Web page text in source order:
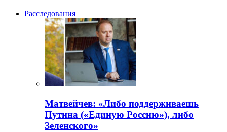
Расследования
Матвейчев: «Либо поддерживаешь
Путина («Единую Россию»), либо
Зеленского»